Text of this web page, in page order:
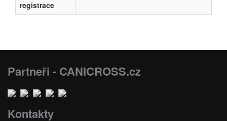
registrace
Partneři - CANICROSS.cz
Kontakty